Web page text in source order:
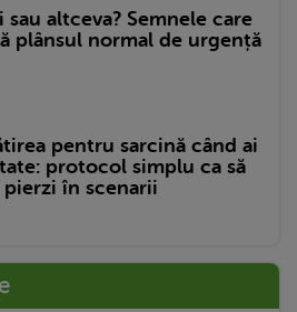
sau altceva? Semnele care
plânsul normal de urgență
pentru sarcină când ai
protocol simplu ca să
în scenarii